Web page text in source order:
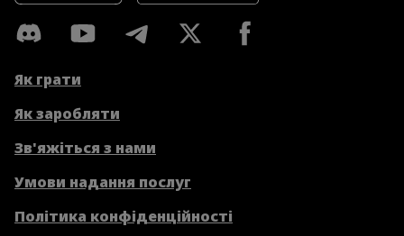
Як грати
Як заробляти
Зв'яжіться з нами
Умови надання послуг
Політика конфіденційності